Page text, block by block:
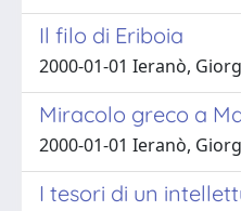
Il filo di Eriboia
2000-01-01 Ieranò,
Miracolo greco a
2000-01-01 Ieranò,
I tesori di un